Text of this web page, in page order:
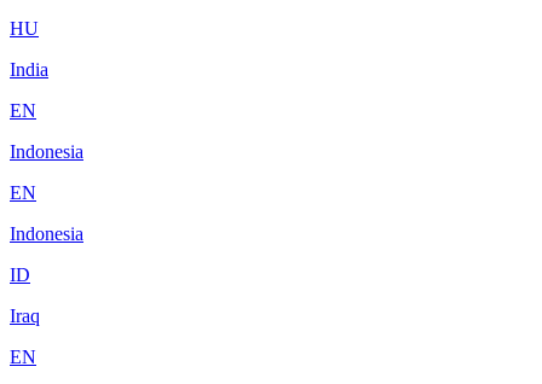
HU
India
EN
Indonesia
EN
Indonesia
ID
Iraq
EN